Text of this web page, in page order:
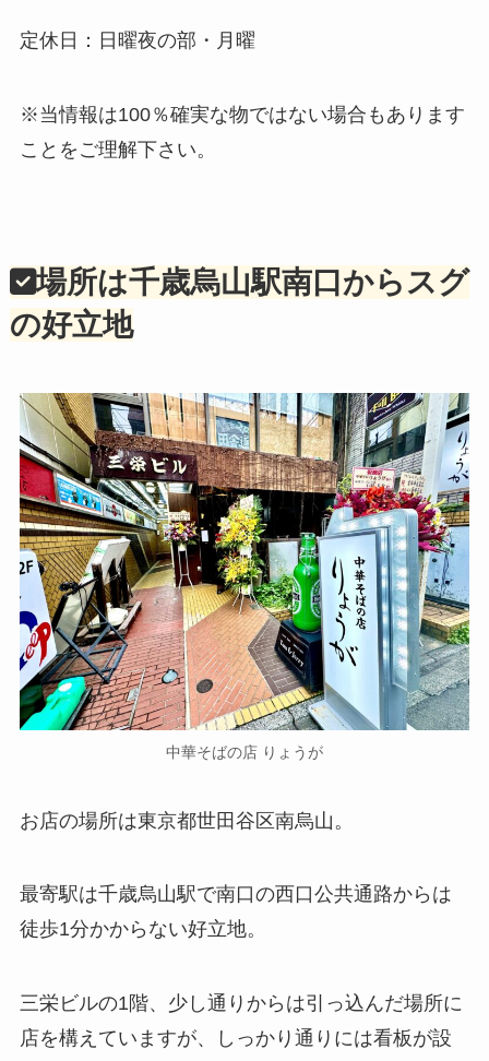
定休日：日曜夜の部・月曜
※当情報は100％確実な物ではない場合もあります
ことをご理解下さい。
場所は千歳烏山駅南口からスグ
の好立地
中華そばの店 りょうが
お店の場所は東京都世田谷区南烏山。
最寄駅は千歳烏山駅で南口の西口公共通路からは
徒歩1分かからない好立地。
三栄ビルの1階、少し通りからは引っ込んだ場所に
店を構えていますが、しっかり通りには看板が設